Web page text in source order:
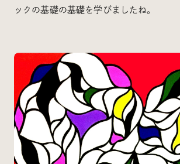
ックの基礎の基礎を学びましたね。